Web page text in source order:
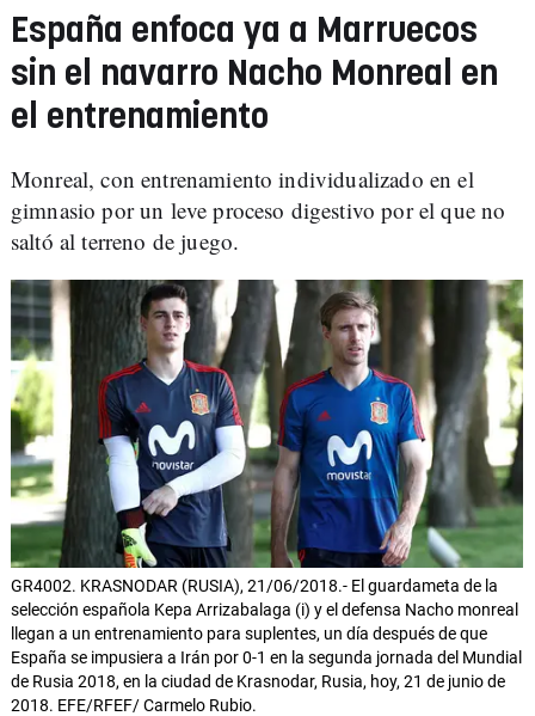
España enfoca ya a Marruecos
sin el navarro Nacho Monreal en
el entrenamiento
Monreal, con entrenamiento individualizado en el
gimnasio por un leve proceso digestivo por el que no
saltó al terreno de juego.
GR4002. KRASNODAR (RUSIA), 21/06/2018.- El guardameta de la
selección española Kepa Arrizabalaga (i) y el defensa Nacho monreal
llegan a un entrenamiento para suplentes, un día después de que
España se impusiera a Irán por 0-1 en la segunda jornada del Mundial
de Rusia 2018, en la ciudad de Krasnodar, Rusia, hoy, 21 de junio de
2018. EFE/RFEF/ Carmelo Rubio.